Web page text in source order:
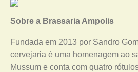
Sobre a Brassaria Ampolis
Fundada em 2013 por Sandro
cervejaria é uma homenagem ao
Mussum e conta com quatro